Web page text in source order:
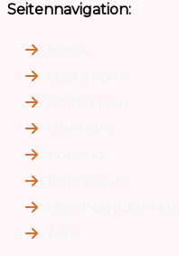
Seitennavigation: